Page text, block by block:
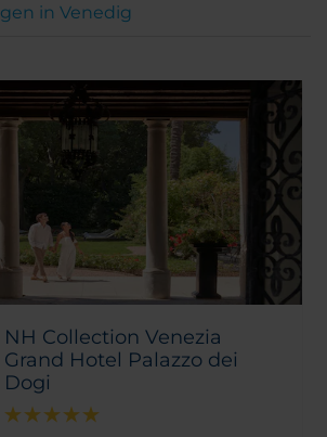
in Venedig
NH Collection Venezia
Grand Hotel Palazzo dei
Dogi